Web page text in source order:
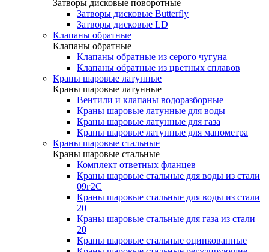
Затворы дисковые поворотные
Затворы дисковые Butterfly
Затворы дисковые LD
Клапаны обратные
Клапаны обратные
Клапаны обратные из серого чугуна
Клапаны обратные из цветных сплавов
Краны шаровые латунные
Краны шаровые латунные
Вентили и клапаны водоразборные
Краны шаровые латунные для воды
Краны шаровые латунные для газа
Краны шаровые латунные для манометра
Краны шаровые стальные
Краны шаровые стальные
Комплект ответных фланцев
Краны шаровые стальные для воды из стали
09г2С
Краны шаровые стальные для воды из стали
20
Краны шаровые стальные для газа из стали
20
Краны шаровые стальные оцинкованные